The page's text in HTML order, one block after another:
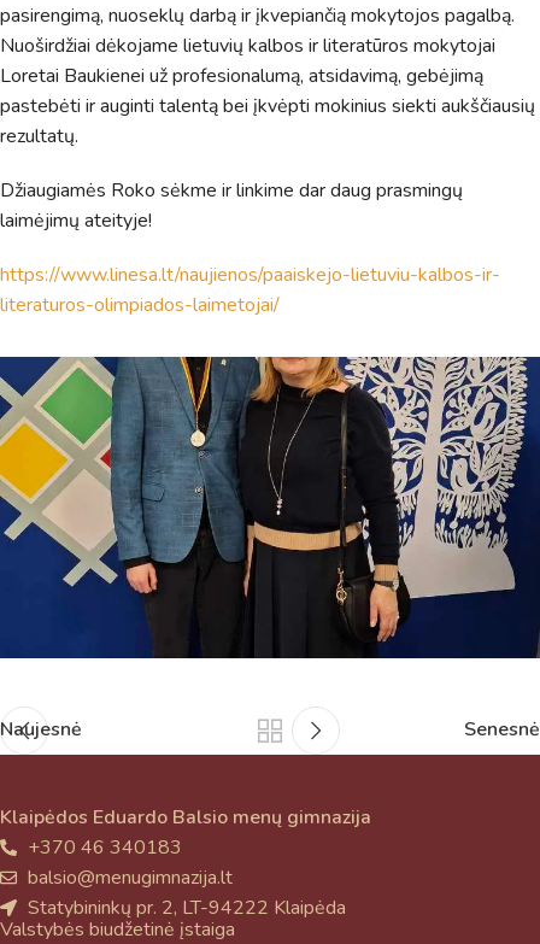
pasirengimą, nuoseklų darbą ir įkvepiančią mokytojos pagalbą.
Nuoširdžiai dėkojame lietuvių kalbos ir literatūros mokytojai
Loretai Baukienei už profesionalumą, atsidavimą, gebėjimą
pastebėti ir auginti talentą bei įkvėpti mokinius siekti aukščiausių
rezultatų.
Džiaugiamės Roko sėkme ir linkime dar daug prasmingų
laimėjimų ateityje!
https://www.linesa.lt/naujienos/paaiskejo-lietuviu-kalbos-ir-
literaturos-olimpiados-laimetojai/
Naujesnė Senesnė
Klaipėdos Eduardo Balsio menų gimnazija
+370 46 340183
balsio@menugimnazija.lt
Statybininkų pr. 2, LT-94222 Klaipėda
Valstybės biudžetinė įstaiga